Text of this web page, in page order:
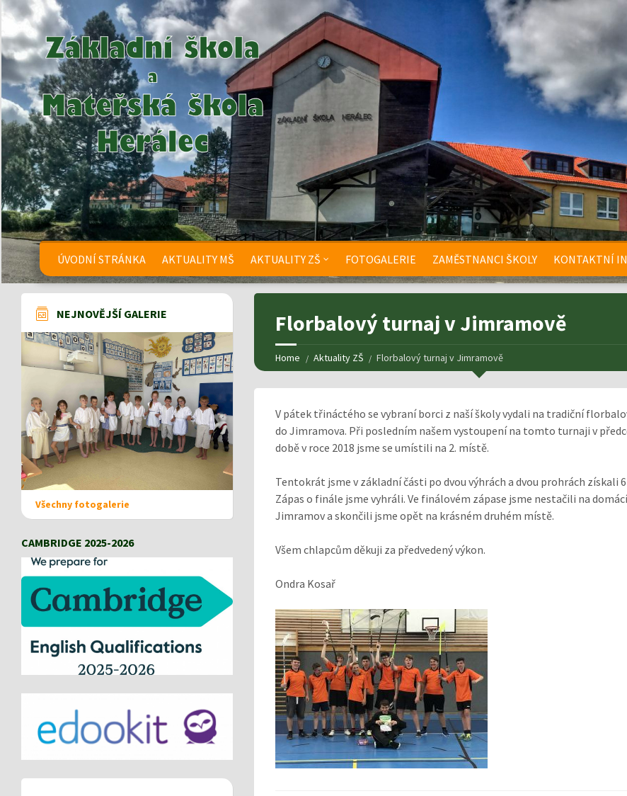
ÚVODNÍ STRÁNKA AKTUALITY MŠ AKTUALITY ZŠ FOTOGALERIE ZAMĚSTNANCI ŠKOLY KONTAKTNÍ
Florbalový turnaj v Jimramově
Home Aktuality ZŠ Florbalový turnaj v Jimramově
V pátek třináctého se vybraní borci z naší školy vydali na tradiční
do Jimramova. Při posledním našem vystoupení na tomto turnaji v
době v roce 2018 jsme se umístili na 2. místě.
Tentokrát jsme v základní části po dvou výhrách a dvou prohrách získali
Zápas o finále jsme vyhráli. Ve finálovém zápase jsme nestačili na domácí
Jimramov a skončili jsme opět na krásném druhém místě.
Všem chlapcům děkuji za předvedený výkon.
Ondra Kosař
NEJNOVĚJŠÍ GALERIE
Všechny fotogalerie
CAMBRIDGE 2025-2026